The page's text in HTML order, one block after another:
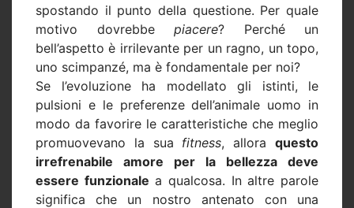
spostando il punto della questione. Per quale
motivo dovrebbe piacere? Perché un
bell’aspetto è irrilevante per un ragno, un topo,
uno scimpanzé, ma è fondamentale per noi?
Se l’evoluzione ha modellato gli istinti, le
pulsioni e le preferenze dell’animale uomo in
modo da favorire le caratteristiche che meglio
promuovevano la sua fitness, alloraquesto
irrefrenabile amore per la bellezza deve
essere funzionale a qualcosa. In altre parole
significa che un nostro antenato con una